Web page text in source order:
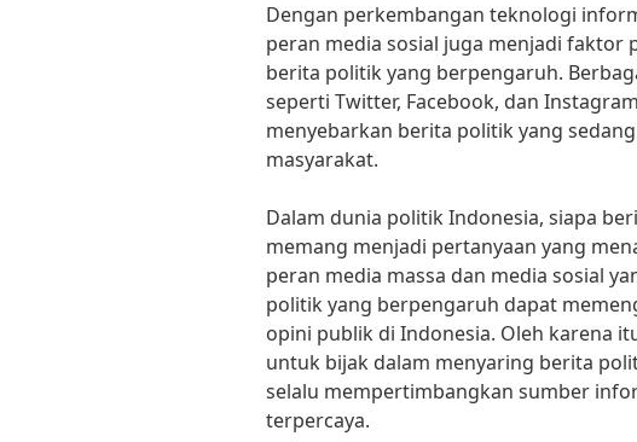
Dengan perkembangan teknologi
peran media sosial juga menjadi faktor
berita politik yang berpengaruh.
seperti Twitter, Facebook, dan
menyebarkan berita politik yang
masyarakat.
Dalam dunia politik Indonesia, siapa
memang menjadi pertanyaan yang
peran media massa dan media sosial
politik yang berpengaruh dapat
opini publik di Indonesia. Oleh karena
untuk bijak dalam menyaring berita
selalu mempertimbangkan sumber
terpercaya.